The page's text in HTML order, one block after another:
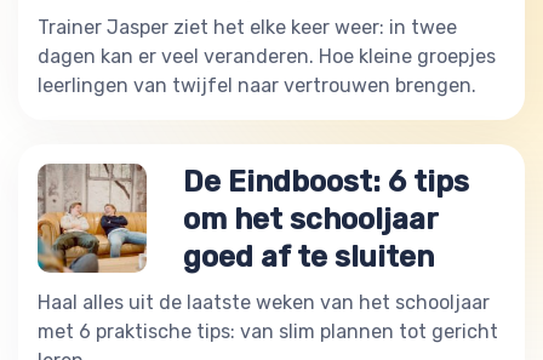
Trainer Jasper ziet het elke keer weer: in twee
dagen kan er veel veranderen. Hoe kleine groepjes
leerlingen van twijfel naar vertrouwen brengen.
De Eindboost: 6 tips
om het schooljaar
goed af te sluiten
Haal alles uit de laatste weken van het schooljaar
met 6 praktische tips: van slim plannen tot gericht